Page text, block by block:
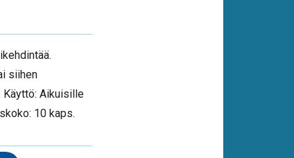
siihen
Käyttö: Aikuisille
10 kaps.